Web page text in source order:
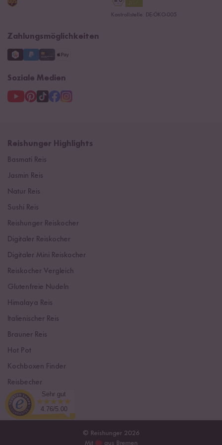
Datenschutzerklärung
Kontrollstelle: DE-ÖKO-005
Zahlungsmöglichkeiten
Soziale Medien
Reishunger Highlights
Basmati Reis
Jasmin Reis
Natur Reis
Sushi Reis
Reishunger Reiskocher
Digitaler Reiskocher
Digitaler Mini Reiskocher
Reiskocher Vergleich
Glutenfreie Nudeln
Himalaya Reis
Italienischer Reis
Brauner Reis
Hot Pot
Kochboxen Finder
Reisbecher
Sushi Einsteiger Box
© Reishunger 2026
Mit
aus Bremen
Sehr gut
4.76/5.00